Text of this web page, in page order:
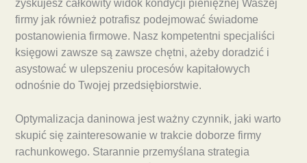
zyskujesz całkowity widok kondycji pieniężnej Waszej
firmy jak również potrafisz podejmować świadome
postanowienia firmowe. Nasz kompetentni specjaliści
księgowi zawsze są zawsze chętni, ażeby doradzić i
asystować w ulepszeniu procesów kapitałowych
odnośnie do Twojej przedsiębiorstwie.
Optymalizacja daninowa jest ważny czynnik, jaki warto
skupić się zainteresowanie w trakcie doborze firmy
rachunkowego. Starannie przemyślana strategia